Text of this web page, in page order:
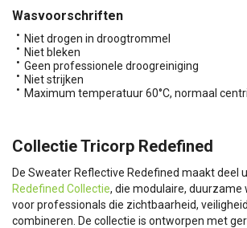
Wasvoorschriften
Niet drogen in droogtrommel
Niet bleken
Geen professionele droogreiniging
Niet strijken
Maximum temperatuur 60°C, normaal
Collectie Tricorp Redefined
De Sweater Reflective Redefined maakt deel
Redefined Collectie, die modulaire,
voor professionals die zichtbaarheid,
combineren. De collectie is ontworpen met